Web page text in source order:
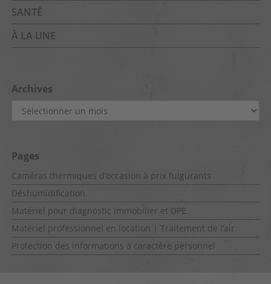
SANTÉ
À LA UNE
Archives
Archives
Pages
Caméras thermiques d’occasion à prix fulgurants
Déshumidification
Matériel pour diagnostic immobilier et DPE
Matériel professionnel en location | Traitement de l’air
Protection des informations à caractère personnel